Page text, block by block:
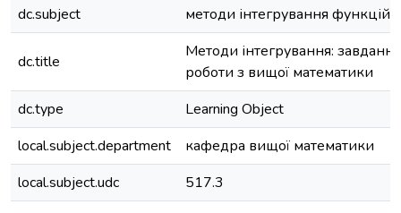
dc.subject
методи інтегрування функцій
dc.title
Методи інтегрування: завдання
роботи з вищої математики
dc.type
Learning Object
local.subject.department
кафедра вищої математики
local.subject.udc
517.3